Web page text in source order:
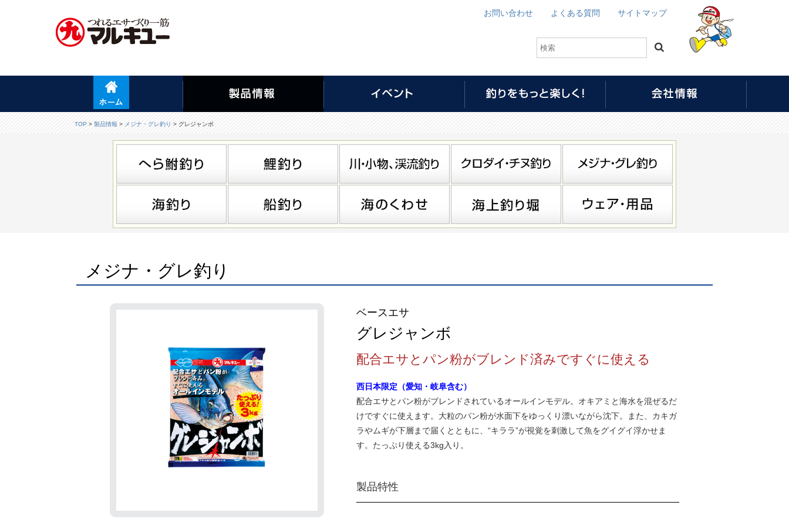
お問い合わせ よくある質問 サイトマップ
TOP > 製品情報 > メジナ・グレ釣り > グレジャンボ
メジナ・グレ釣り
ベースエサ
グレジャンボ
配合エサとパン粉がブレンド済みですぐに使える
西日本限定（愛知・岐阜含む）
配合エサとパン粉がブレンドされているオールインモデル。オキアミと海水を混ぜるだ
けですぐに使えます。大粒のパン粉が水面下をゆっくり漂いながら沈下。また、カキガ
ラやムギが下層まで届くとともに、“キララ”が視覚を刺激して魚をグイグイ浮かせま
す。たっぷり使える3kg入り。
製品特性